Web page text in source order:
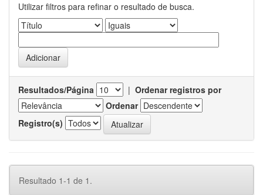
Utilizar filtros para refinar o resultado de busca.
Resultados/Página | Ordenar registros por
Ordenar
Registro(s)
Resultado 1-1 de 1.